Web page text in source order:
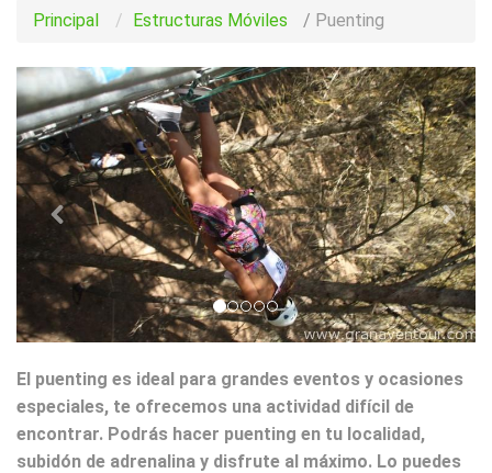
Principal Estructuras Móviles / Puenting
El puenting es ideal para grandes eventos y ocasiones
especiales, te ofrecemos una actividad difícil de
encontrar. Podrás hacer puenting en tu localidad,
subidón de adrenalina y disfrute al máximo. Lo puedes